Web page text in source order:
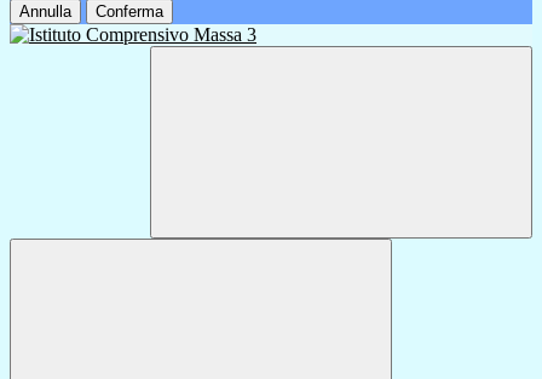
Annulla Conferma